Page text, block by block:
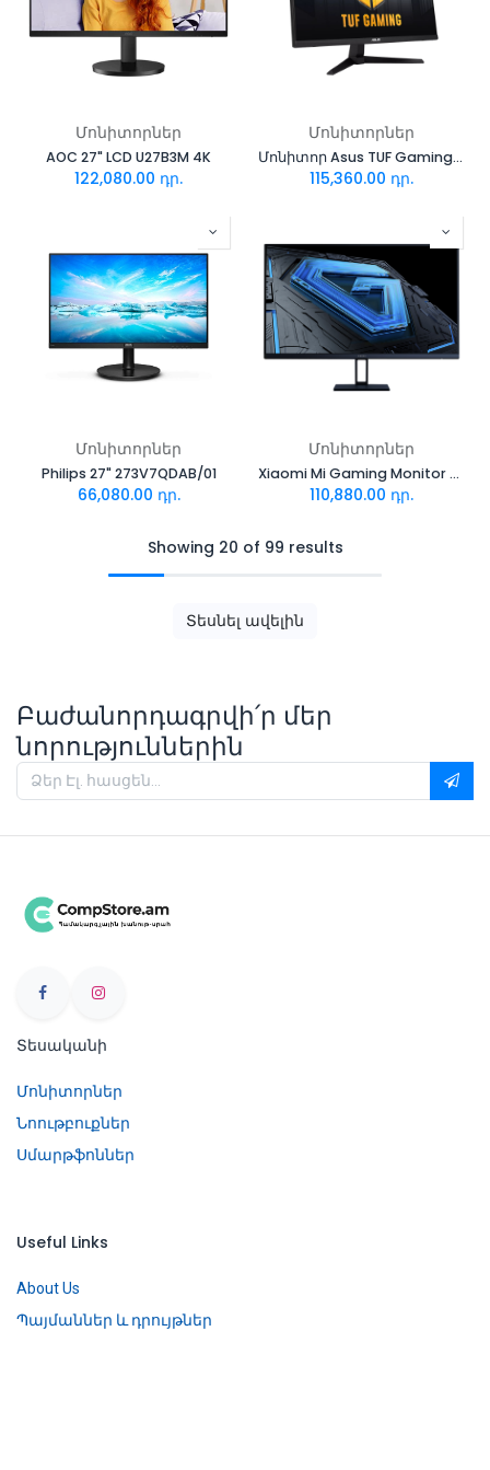
Մոնիտորներ
AOC 27" LCD U27B3M 4K
122,080.00 դր.
Մոնիտորներ
Մոնիտոր Asus TUF Gaming VG279Q3A
115,360.00 դր.
Մոնիտորներ
Philips 27" 273V7QDAB/01
66,080.00 դր.
Մոնիտորներ
Xiaomi Mi Gaming Monitor G27i
110,880.00 դր.
Showing 20 of 99 results
Տեսնել ավելին
Բաժանորդագրվի՛ր մեր
նորություններին
Տեսականի
Մոնիտորներ
Նոութբուքներ
Սմարթֆոններ
Useful Links
About Us
Պայմաններ և դրույթներ